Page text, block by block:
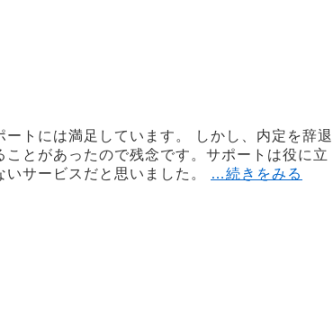
トには満足しています。 しかし、内定を辞退
とがあったので残念です。サポートは役に立
サービスだと思いました。
…続きをみる